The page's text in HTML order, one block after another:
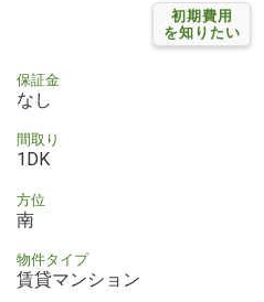
初期費用
を知りたい
保証金
なし
間取り
1DK
方位
南
物件タイプ
賃貸マンション